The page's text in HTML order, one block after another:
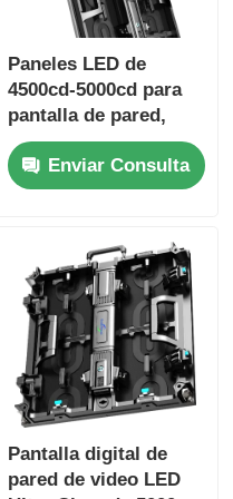
Paneles LED de
4500cd-5000cd para
pantalla de pared,
tablero de
visualización digital
para publicidad
Enviar Consulta
Pantalla digital de
pared de video LED